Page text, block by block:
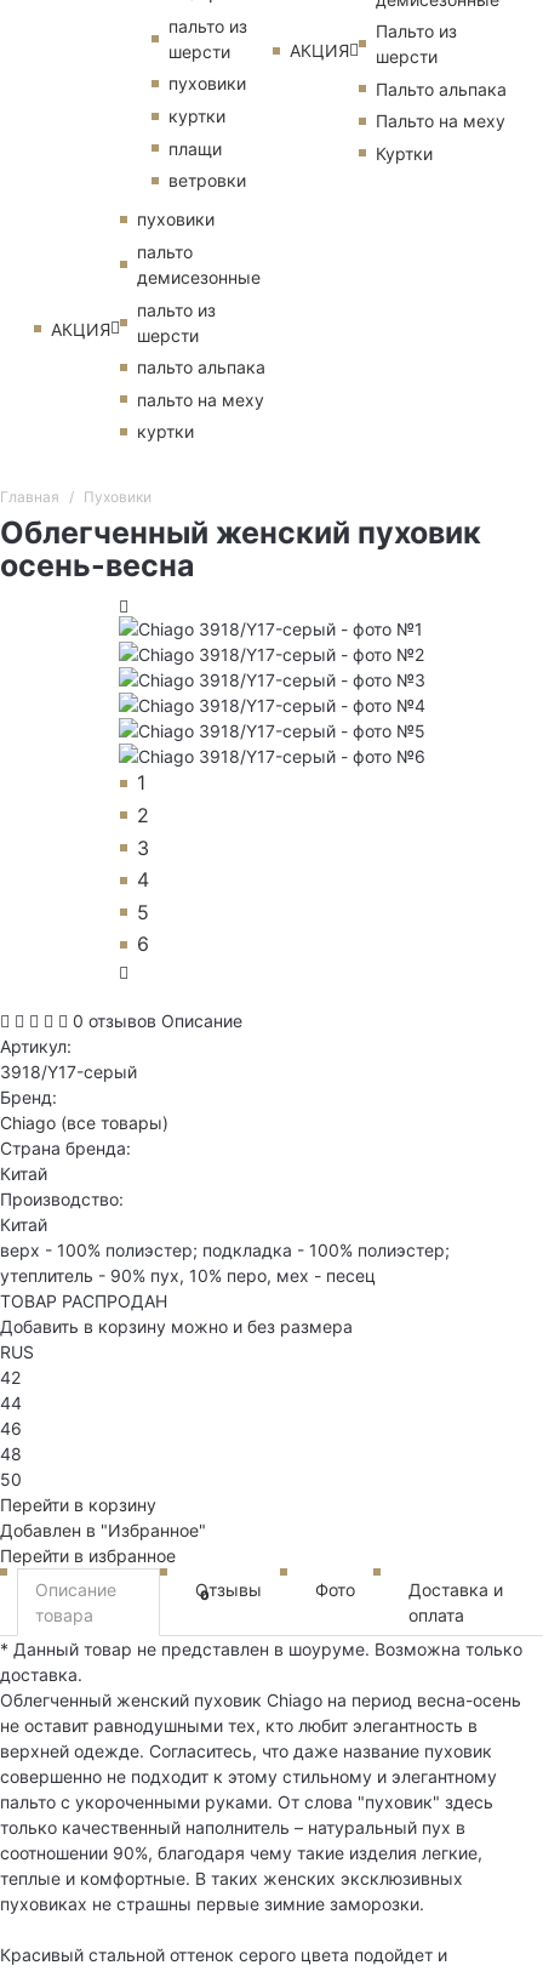
пальто из
шерсти
пуховики
куртки
плащи
ветровки
АКЦИЯ
пуховики
пальто
демисезонные
пальто из
шерсти
пальто альпака
пальто на меху
куртки
АКЦИЯ
Пальто из
шерсти
Пальто альпака
Пальто на меху
Куртки
Главная Пуховики
Облегченный женский пуховик
осень-весна
1
2
3
4
5
6
0 отзывов Описание
Артикул:
3918/Y17-серый
Бренд:
Chiago (все товары)
Страна бренда:
Китай
Производство:
Китай
верх - 100% полиэстер; подкладка - 100% полиэстер;
утеплитель - 90% пух, 10% перо, мех - песец
ТОВАР РАСПРОДАН
Добавить в корзину можно и без размера
RUS
42
44
46
48
50
Перейти в корзину
Добавлен в "Избранное"
Перейти в избранное
Описание
товара
Отзывы
0 Фото
Доставка и
оплата
* Данный товар не представлен в шоуруме. Возможна только
доставка.
Облегченный женский пуховик Chiago на период весна-осень
не оставит равнодушными тех, кто любит элегантность в
верхней одежде. Согласитесь, что даже название пуховик
совершенно не подходит к этому стильному и элегантному
пальто с укороченными руками. От слова "пуховик" здесь
только качественный наполнитель – натуральный пух в
соотношении 90%, благодаря чему такие изделия легкие,
теплые и комфортные. В таких женских эксклюзивных
пуховиках не страшны первые зимние заморозки.
Красивый стальной оттенок серого цвета подойдет и